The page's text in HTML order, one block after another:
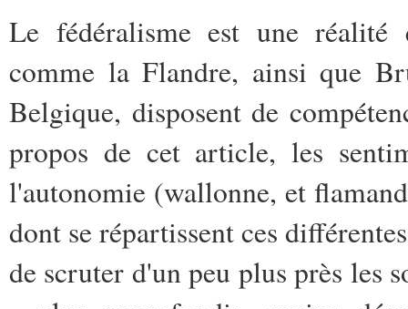
Le fédéralisme est une
comme la Flandre, ainsi que
Belgique, disposent de
propos de cet article, les
l'autonomie (wallonne, et
dont se répartissent ces
de scruter d'un peu plus près les